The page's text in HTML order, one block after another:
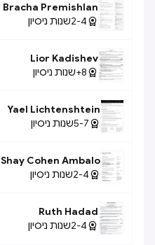
Bracha Premishlan

2-4שנות ניסיון
Lior Kadishev

8+ שנות ניסיון
Yael Lichtenshtein

5-7שנות ניסיון
Shay Cohen Ambalo

2-4שנות ניסיון
Ruth Hadad

2-4שנות ניסיון